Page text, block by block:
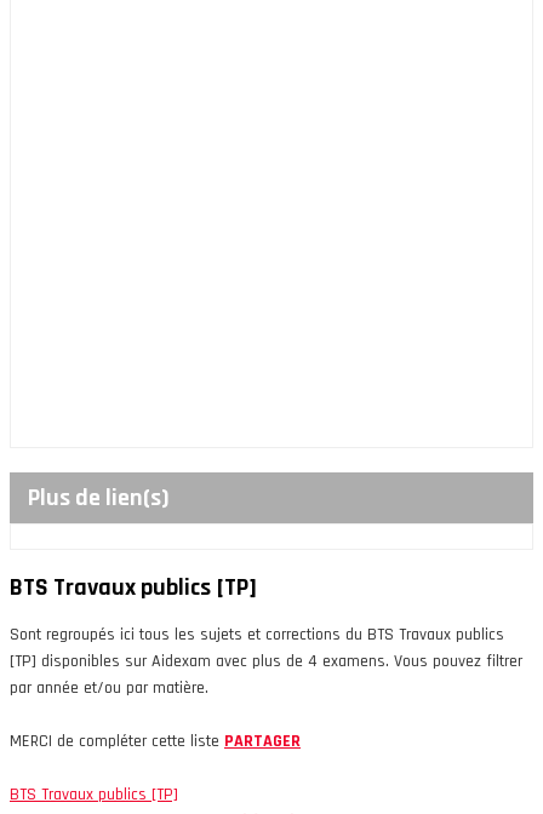
Plus de lien(s)
BTS Travaux publics [TP]
Sont regroupés ici tous les sujets et corrections du BTS Travaux publics
[TP] disponibles sur Aidexam avec plus de 4 examens. Vous pouvez filtrer
par année et/ou par matière.
MERCI de compléter cette liste PARTAGER
BTS Travaux publics [TP]